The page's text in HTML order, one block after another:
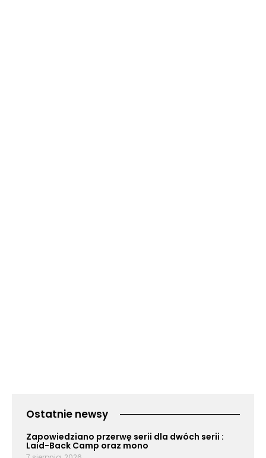
Ostatnie newsy
Zapowiedziano przerwę serii dla dwóch serii :
Laid-Back Camp oraz mono